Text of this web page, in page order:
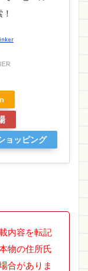
ョッピング
内容を転記
物の住所氏
合がありま